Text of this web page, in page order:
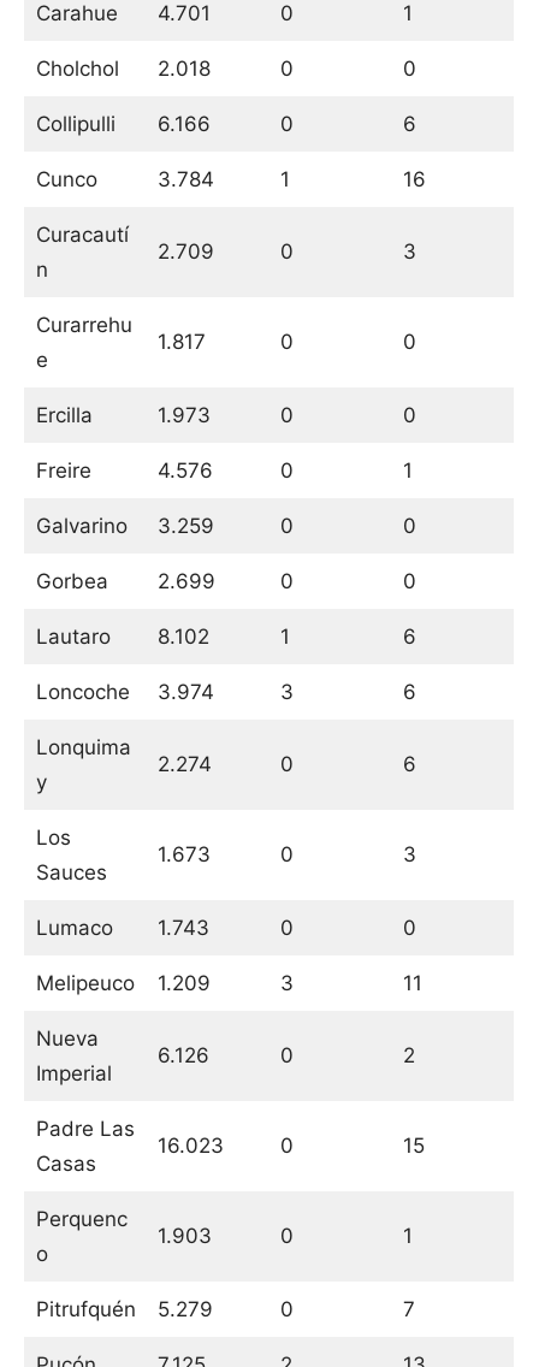
Carahue 4.701 0 1
Cholchol 2.018 0 0
Collipulli 6.166 0 6
Cunco 3.784 1 16
Curacautí
n
2.709 0 3
Curarrehu
e
1.817 0 0
Ercilla 1.973 0 0
Freire 4.576 0 1
Galvarino 3.259 0 0
Gorbea 2.699 0 0
Lautaro 8.102 1 6
Loncoche 3.974 3 6
Lonquima
y
2.274 0 6
Los
Sauces
1.673 0 3
Lumaco 1.743 0 0
Melipeuco 1.209 3 11
Nueva
Imperial
6.126 0 2
Padre Las
Casas
16.023 0 15
Perquenc
o
1.903 0 1
Pitrufquén 5.279 0 7